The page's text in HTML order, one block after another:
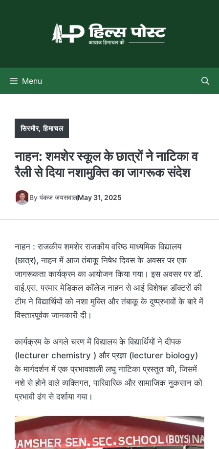
Menu
सिरमौर,हिमाचल
नाहन: शमशेर स्कूल के छात्रों ने नाटिका व
रैली से दिया नशामुक्ति का जागरूक संदेश
By पंकज जयसवालMay 31, 2025
नाहन : राजकीय शमशेर राजकीय वरिष्ठ माध्यमिक विद्यालय
(छात्र), नाहन में आज तंबाकू निषेध दिवस के अवसर पर एक
जागरूकता कार्यक्रम का आयोजन किया गया। इस अवसर पर डॉ.
वाई.एस. परमार मेडिकल कॉलेज नाहन से आई विशेषज्ञ डॉक्टरों की
टीम ने विद्यार्थियों को नशा मुक्ति और तंबाकू के दुष्प्रभावों के बारे में
विस्तारपूर्वक जानकारी दी।
कार्यक्रम के अगले चरण में विद्यालय के विद्यार्थियों ने दीपक
(lecturer chemistry ) और प्रज्ञा (lecturer biology)
के मार्गदर्शन में एक प्रभावशाली लघु नाटिका प्रस्तुत की, जिसमें
नशे से होने वाले व्यक्तिगत, पारिवारिक और सामाजिक नुकसान को
प्रभावी ढंग से दर्शाया गया।